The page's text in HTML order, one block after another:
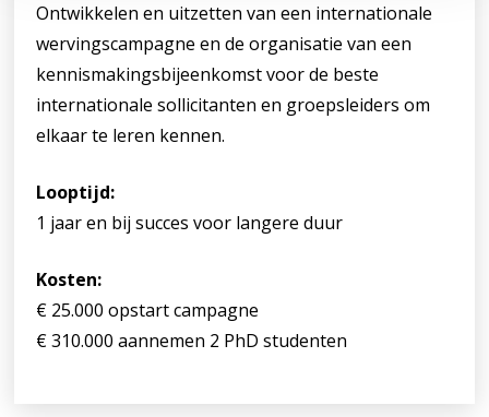
Ontwikkelen en uitzetten van een internationale
wervingscampagne en de organisatie van een
kennismakingsbijeenkomst voor de beste
internationale sollicitanten en groepsleiders om
elkaar te leren kennen.
Looptijd:
1 jaar en bij succes voor langere duur
Kosten:
€ 25.000 opstart campagne
€ 310.000 aannemen 2 PhD studenten